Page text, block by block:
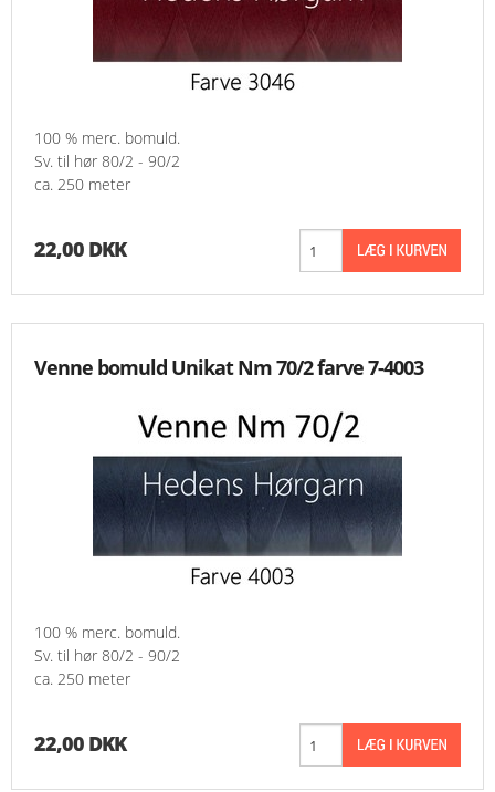
100 % merc. bomuld.
Sv. til hør 80/2 - 90/2
ca. 250 meter
22,00 DKK
Venne bomuld Unikat Nm 70/2 farve 7-4003
100 % merc. bomuld.
Sv. til hør 80/2 - 90/2
ca. 250 meter
22,00 DKK